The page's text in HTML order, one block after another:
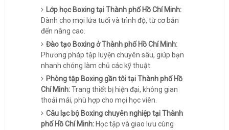
Lớp học Boxing tại Thành phố Hồ Chí Minh:
Dành cho mọi lứa tuổi và trình độ, từ cơ bản
đến nâng cao.
Đào tạo Boxing ở Thành phố Hồ Chí Minh:
Phương pháp tập luyện chuyên sâu, giúp bạn
nhanh chóng làm chủ các kỹ thuật.
Phòng tập Boxing gần tôi tại Thành phố Hồ
Chí Minh:Trang thiết bị hiện đại, không gian
thoải mái, phù hợp cho mọi học viên.
Câu lạc bộ Boxing chuyên nghiệp tại Thành
phố Hồ Chí Minh:Học tập và giao lưu cùng